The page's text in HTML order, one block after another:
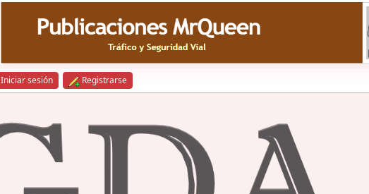
Iniciar sesión Registrarse